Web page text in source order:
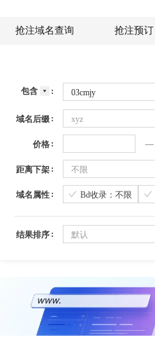
抢注域名查询 抢注预订
包含
域名后缀 xyz
价格
距离下架 不限
域名属性 Bd收录：不限
结果排序 默认